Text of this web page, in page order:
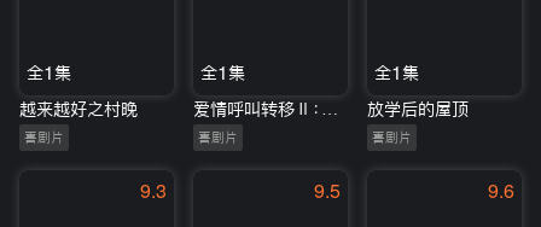
全1集
越来越好之村晚
喜剧片
全1集
喜剧片
全1集
放学后的屋顶
喜剧片
9.3 9.5 9.6